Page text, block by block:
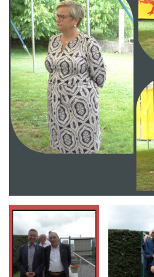
Branding
ARMCHAIR ARMCHAIR